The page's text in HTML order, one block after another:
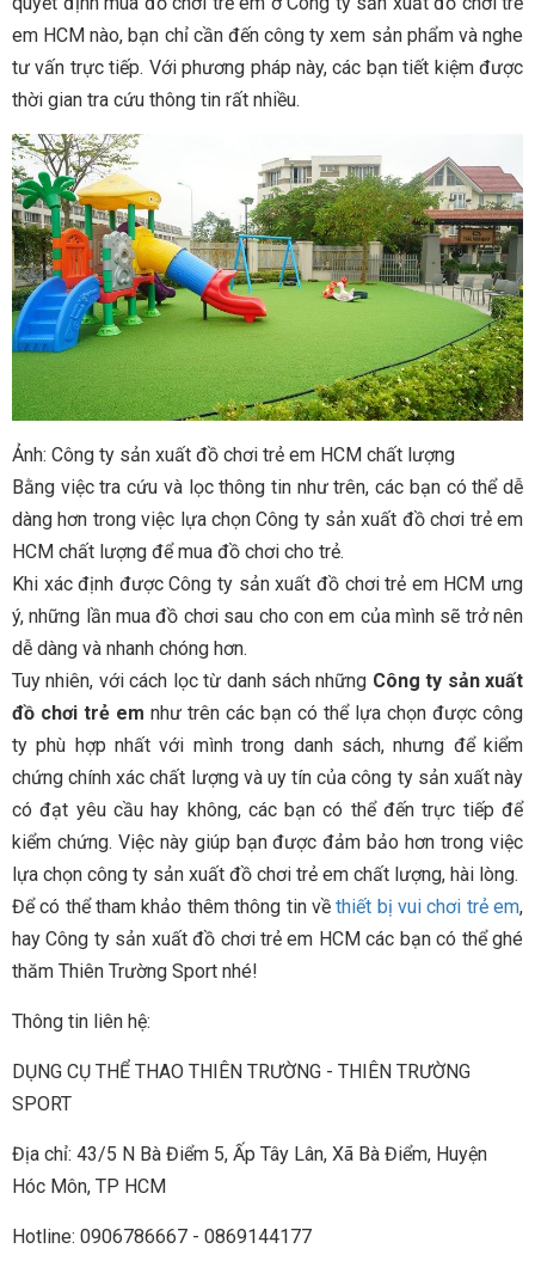
em HCM nào, bạn chỉ cần đến công ty xem sản phẩm và nghe
tư vấn trực tiếp. Với phương pháp này, các bạn tiết kiệm được
thời gian tra cứu thông tin rất nhiều.
Ảnh: Công ty sản xuất đồ chơi trẻ em HCM chất lượng
Bằng việc tra cứu và lọc thông tin như trên, các bạn có thể dễ
dàng hơn trong việc lựa chọn Công ty sản xuất đồ chơi trẻ em
HCM chất lượng để mua đồ chơi cho trẻ.
Khi xác định được Công ty sản xuất đồ chơi trẻ em HCM ưng
ý, những lần mua đồ chơi sau cho con em của mình sẽ trở nên
dễ dàng và nhanh chóng hơn.
Tuy nhiên, với cách lọc từ danh sách những Công ty sản xuất
đồ chơi trẻ em như trên các bạn có thể lựa chọn được công
ty phù hợp nhất với mình trong danh sách, nhưng để kiểm
chứng chính xác chất lượng và uy tín của công ty sản xuất này
có đạt yêu cầu hay không, các bạn có thể đến trực tiếp để
kiểm chứng. Việc này giúp bạn được đảm bảo hơn trong việc
lựa chọn công ty sản xuất đồ chơi trẻ em chất lượng, hài lòng.
Để có thể tham khảo thêm thông tin vềthiết bị vui chơi trẻ em,
hay Công ty sản xuất đồ chơi trẻ em HCM các bạn có thể ghé
thăm Thiên Trường Sport nhé!
Thông tin liên hệ:
DỤNG CỤ THỂ THAO THIÊN TRƯỜNG - THIÊN TRƯỜNG
SPORT
Địa chỉ: 43/5 N Bà Điểm 5, Ấp Tây Lân, Xã Bà Điểm, Huyện
Hóc Môn, TP HCM
Hotline: 0906786667 - 0869144177